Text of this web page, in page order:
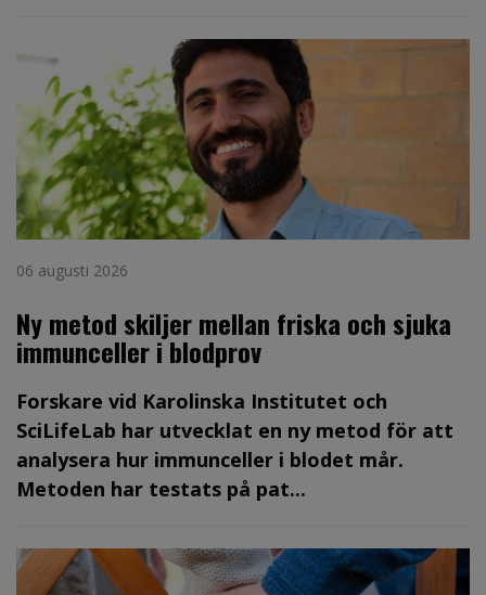
06 augusti 2026
Ny metod skiljer mellan friska och sjuka
immunceller i blodprov
Forskare vid Karolinska Institutet och
SciLifeLab har utvecklat en ny metod för att
analysera hur immunceller i blodet mår.
Metoden har testats på pat...